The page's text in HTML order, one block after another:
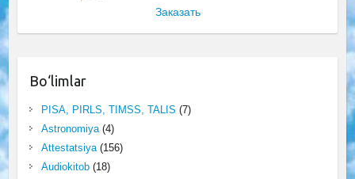
Заказать
Bo‘limlar
PISA, PIRLS, TIMSS, TALIS (7)
Astronomiya(4)
Attestatsiya(156)
Audiokitob(18)